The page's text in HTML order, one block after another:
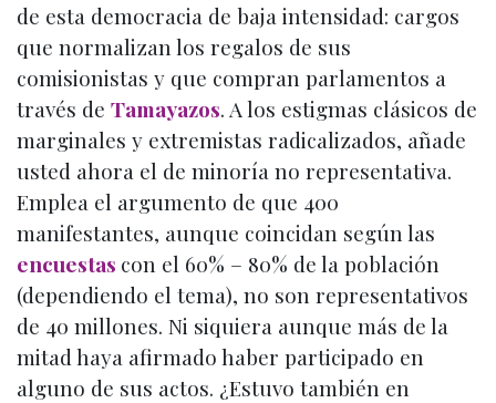
de esta democracia de baja intensidad: cargos
que normalizan los regalos de sus
comisionistas y que compran parlamentos a
través de Tamayazos. A los estigmas clásicos de
marginales y extremistas radicalizados, añade
usted ahora el de minoría no representativa.
Emplea el argumento de que 400
manifestantes, aunque coincidan según las
encuestas con el 60% – 80% de la población
(dependiendo el tema), no son representativos
de 40 millones. Ni siquiera aunque más de la
mitad haya afirmado haber participado en
alguno de sus actos. ¿Estuvo también en